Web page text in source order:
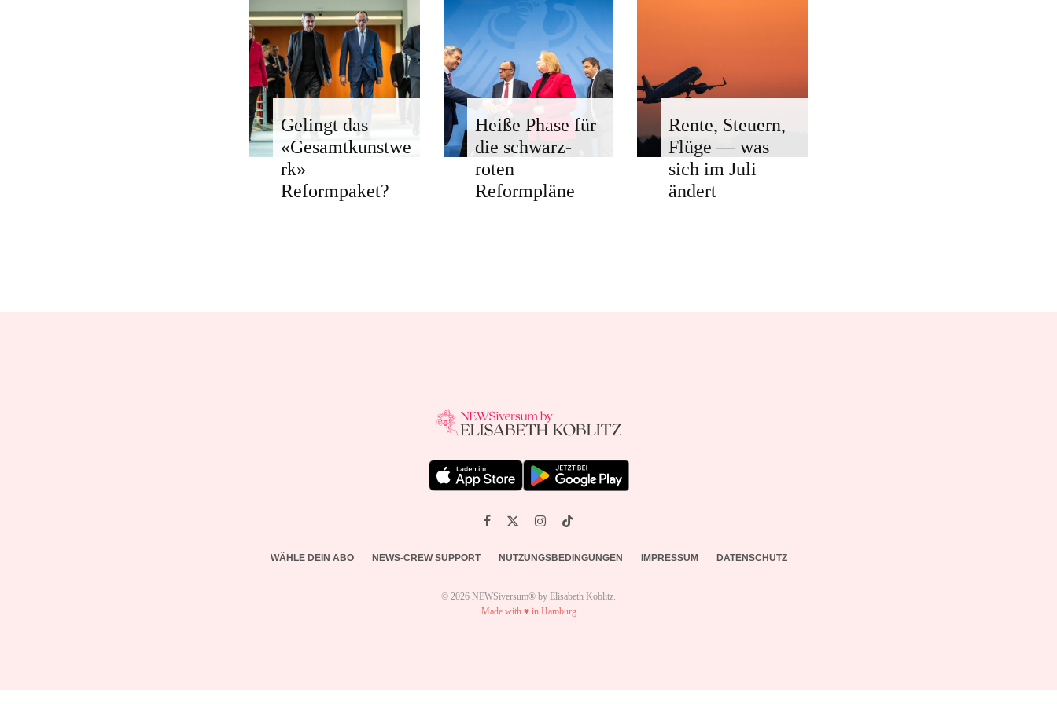
Gelingt das
«Gesamtkunstwe
rk»
Reformpaket?
Heiße Phase für
die schwarz-
roten
Reformpläne
Rente, Steuern,
Flüge — was
sich im Juli
ändert
WÄHLE DEIN ABO NEWS-CREW SUPPORT NUTZUNGSBEDINGUNGEN IMPRESSUM DATENSCHUTZ
© 2026 NEWSiversum® by Elisabeth Koblitz.
Made with ♥ in Hamburg